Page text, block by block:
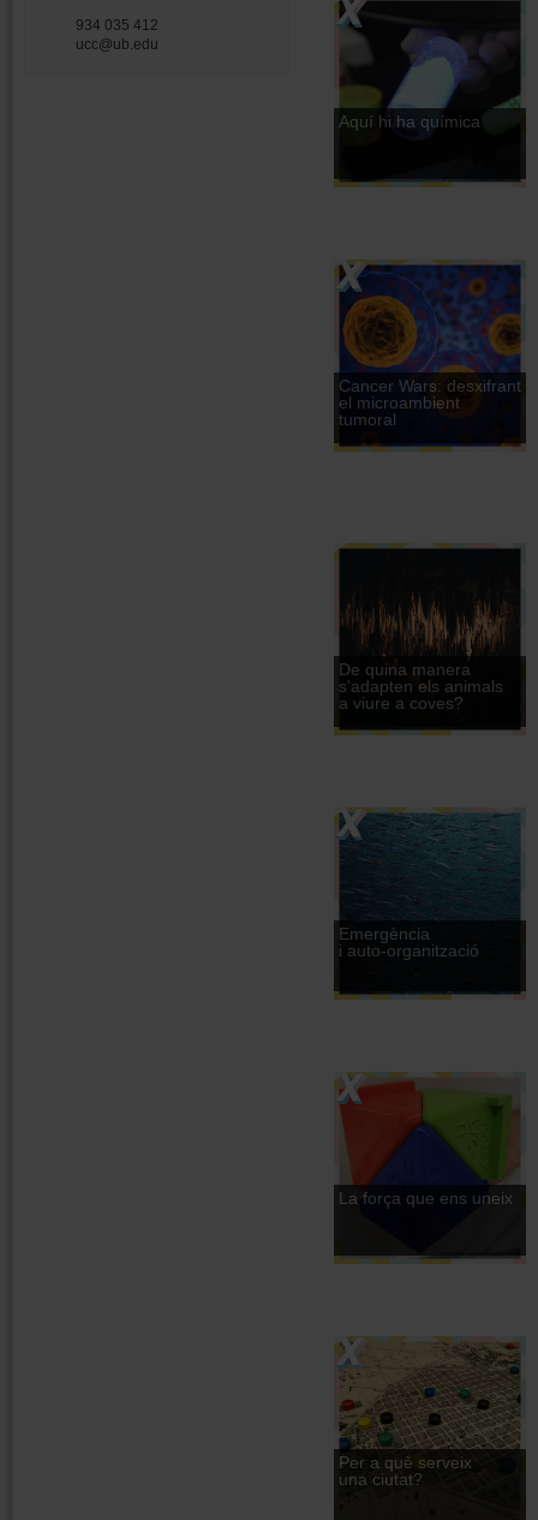
Aquí hi ha química
Cancer Wars: desxifrant
el microambient
tumoral
De quina manera
s'adapten els animals
a viure a coves?
Emergència
i auto-organització
La força que ens uneix
Per a què serveix
una ciutat?
934 035 412
ucc@ub.edu